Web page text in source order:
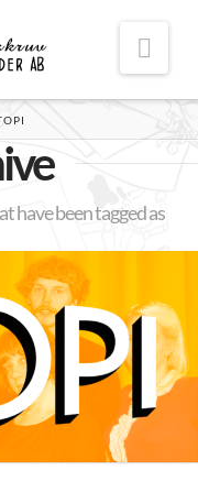
have been tagged as